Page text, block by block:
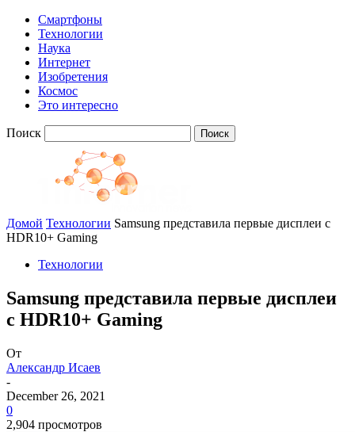
Смартфоны
Технологии
Наука
Интернет
Изобретения
Космос
Это интересно
Поиск
Домой Технологии Samsung представила первые дисплеи с
HDR10+ Gaming
Технологии
Samsung представила первые дисплеи
с HDR10+ Gaming
От
Александр Исаев
-
December 26, 2021
0
2,904 просмотров